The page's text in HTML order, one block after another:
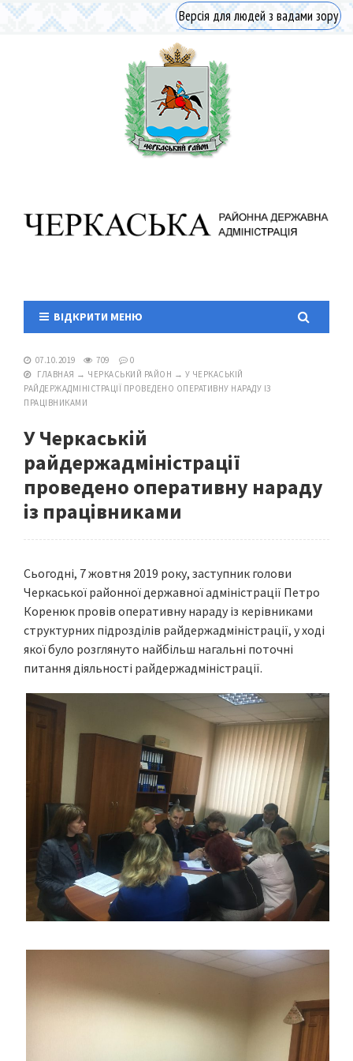
Версія для людей з вадами зору
ВІДКРИТИ МЕНЮ
07.10.2019 709
0
ГЛАВНАЯ → ЧЕРКАСЬКИЙ РАЙОН → У ЧЕРКАСЬКІЙ
РАЙДЕРЖАДМІНІСТРАЦІЇ ПРОВЕДЕНО ОПЕРАТИВНУ НАРАДУ ІЗ
ПРАЦІВНИКАМИ
У Черкаській
райдержадміністрації
проведено оперативну нараду
із працівниками
Сьогодні, 7 жовтня 2019 року, заступник голови
Черкаської районної державної адміністрації Петро
Коренюк провів оперативну нараду із керівниками
структурних підрозділів райдержадміністрації, у ході
якої було розглянуто найбільш нагальні поточні
питання діяльності райдержадміністрації.